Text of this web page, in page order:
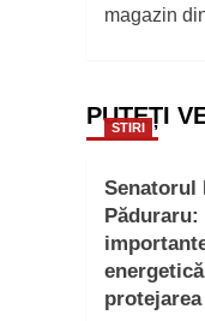
magazin
PUTEȚI
STIRI
Senatorul